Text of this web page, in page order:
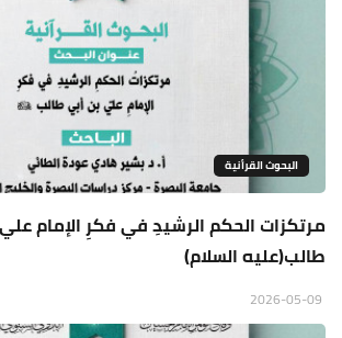
البحوث القرأنية
مرتكزات الحكم الرشيدِ في فكرِ الإمام
طالب(عليه السلام)